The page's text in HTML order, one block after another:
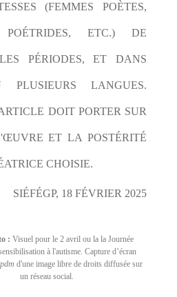
(FEMMES POÈTES,
POÉTRIDES, ETC.) DE
PÉRIODES, ET DANS
LANGUES.
DOIT PORTER SUR
ET LA POSTÉRITÉ
CHOISIE.
SIÉFÉGP, 18 FÉVRIER 2025
: Visuel pour le 2 avril ou la la Journée
à l'autisme. Capture d’écran
d'une image libre de droits diffusée sur
un réseau social.